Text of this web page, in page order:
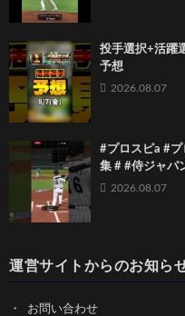
投手選択+活躍
予想
2026.08.07
#プロスピa #
集 # #侍ジャパ
2026.08.07
運営サイトからのお知ら
お問い合わせ